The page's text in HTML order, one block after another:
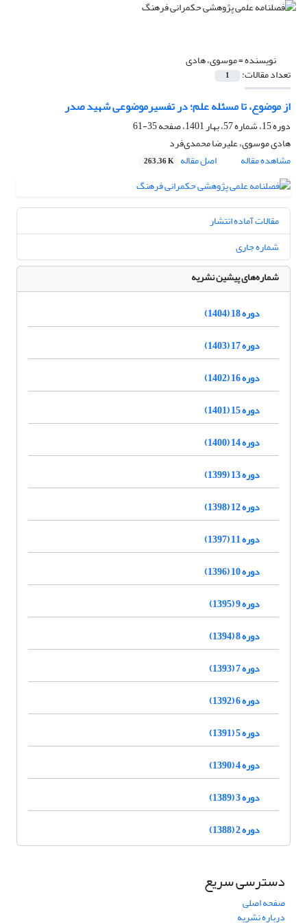
نویسنده =موسوی، هادی
تعداد مقالات: 1
از موضوع، تا مسئله علم؛ در تفسیرموضوعی شهید صدر
دوره 15، شماره 57، بهار 1401، صفحه
35-61
هادی موسوی، علیرضا محمدی‌فرد
مشاهده مقاله
اصل مقاله 263.36 K
مقالات آماده انتشار
شماره جاری
شماره‌های پیشین نشریه
دوره 18 (1404)
دوره 17 (1403)
دوره 16 (1402)
دوره 15 (1401)
دوره 14 (1400)
دوره 13 (1399)
دوره 12 (1398)
دوره 11 (1397)
دوره 10 (1396)
دوره 9 (1395)
دوره 8 (1394)
دوره 7 (1393)
دوره 6 (1392)
دوره 5 (1391)
دوره 4 (1390)
دوره 3 (1389)
دوره 2 (1388)
دسترسی سریع
صفحه اصلی
درباره نشریه